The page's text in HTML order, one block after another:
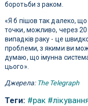
боротьби з раком.
«Я б пішов так далеко,
точки, можливо, через 20
випадків раку - це
проблеми, з якими ви
думаю, що імунна
цього».
Джерела: The Telegraph
Теги: #рак